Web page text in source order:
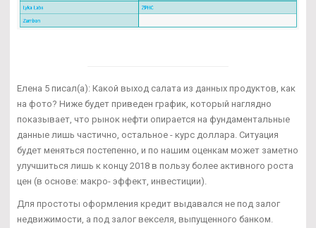
Елена 5 писал(а): Какой выход салата из данных продуктов, как
на фото? Ниже будет приведен график, который наглядно
показывает, что рынок нефти опирается на фундаментальные
данные лишь частично, остальное - курс доллара. Ситуация
будет меняться постепенно, и по нашим оценкам может заметно
улучшиться лишь к концу 2018 в пользу более активного роста
цен (в основе: макро- эффект, инвестиции).
Для простоты оформления кредит выдавался не под залог
недвижимости, а под залог векселя, выпущенного банком.